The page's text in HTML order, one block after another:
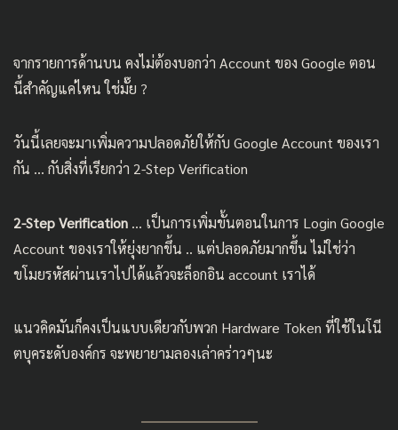
จากรายการด้านบน คงไม่ต้องบอกว่า Account ของ Google ตอน
นี้สำคัญแค่ไหน ใช่มั๊ย ?
วันนี้เลยจะมาเพิ่มความปลอดภัยให้กับ Google Account ของเรา
กัน … กับสิ่งที่เรียกว่า 2-Step Verification
2-Step Verification … เป็นการเพิ่มขั้นตอนในการ Login Google
Account ของเราให้ยุ่งยากขึ้น .. แต่ปลอดภัยมากขึ้น ไม่ใช่ว่า
ขโมยรหัสผ่านเราไปได้แล้วจะล็อกอิน account เราได้
แนวคิดมันก็คงเป็นแบบเดียวกับพวก Hardware Token ที่ใช้ในโนี
ตบุคระดับองค์กร จะพยายามลองเล่าคร่าวๆนะ